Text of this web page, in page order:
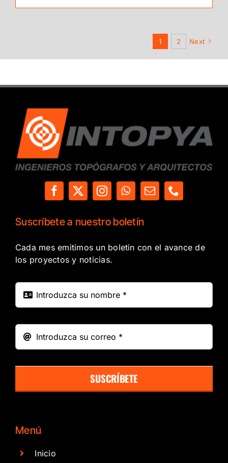
1 2 Next
Suscríbete a nuestro boletín
Cada mes emitimos un boletin con el avance de
los proyectos y noticias.
SUSCRÍBETE
Menú
Inicio